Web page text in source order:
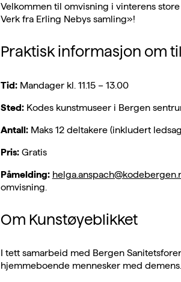
Velkommen til omvisning i vinterens
Verk fra Erling Nebys samling»!
Praktisk informasjon om
Tid:Mandager kl. 11.15 – 13.00
Sted:Kodes kunstmuseer i Bergen
Antall:Maks 12 deltakere (inkludert
Pris:Gratis
Påmelding:
omvisning.
Om Kunstøyeblikket
I tett samarbeid med Bergen
hjemmeboende mennesker med demens.